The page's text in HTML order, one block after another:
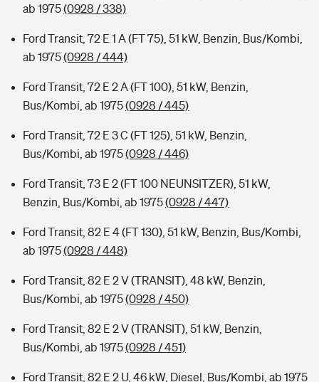
ab 1975(0928 / 338)
Ford Transit, 72 E 1 A (FT 75), 51 kW, Benzin, Bus/Kombi,
ab 1975(0928 / 444)
Ford Transit, 72 E 2 A (FT 100), 51 kW, Benzin,
Bus/Kombi, ab 1975(0928 / 445)
Ford Transit, 72 E 3 C (FT 125), 51 kW, Benzin,
Bus/Kombi, ab 1975(0928 / 446)
Ford Transit, 73 E 2 (FT 100 NEUNSITZER), 51 kW,
Benzin, Bus/Kombi, ab 1975(0928 / 447)
Ford Transit, 82 E 4 (FT 130), 51 kW, Benzin, Bus/Kombi,
ab 1975(0928 / 448)
Ford Transit, 82 E 2 V (TRANSIT), 48 kW, Benzin,
Bus/Kombi, ab 1975(0928 / 450)
Ford Transit, 82 E 2 V (TRANSIT), 51 kW, Benzin,
Bus/Kombi, ab 1975(0928 / 451)
Ford Transit, 82 E 2 U, 46 kW, Diesel, Bus/Kombi, ab 1975